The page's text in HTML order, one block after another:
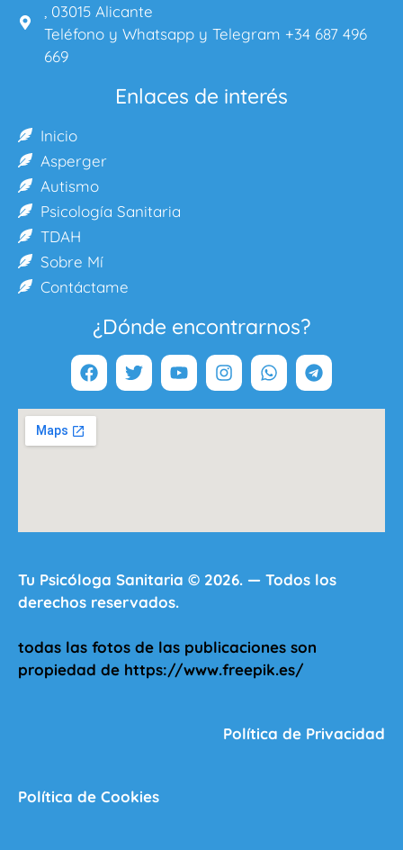
, 03015 Alicante
Teléfono y Whatsapp y Telegram +34 687 496
669
Enlaces de interés
Inicio
Asperger
Autismo
Psicología Sanitaria
TDAH
Sobre Mí
Contáctame
¿Dónde encontrarnos?
Tu Psicóloga Sanitaria © 2026. — Todos los
derechos reservados.
todas las fotos de las publicaciones son
propiedad de https://www.freepik.es/
Política de Privacidad
Política de Cookies